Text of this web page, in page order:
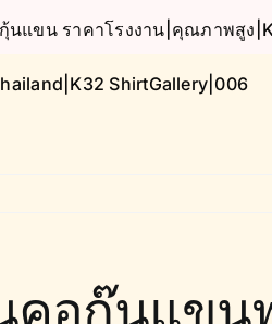
นแขน ราคาโรงงาน|คุณภาพสูง
ShirtGallery|006
คอกุ๊นแข